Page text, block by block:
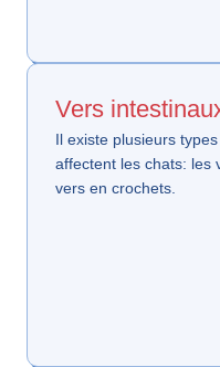
Vers
Il existe plusieurs
affectent les chats: les
vers en crochets.